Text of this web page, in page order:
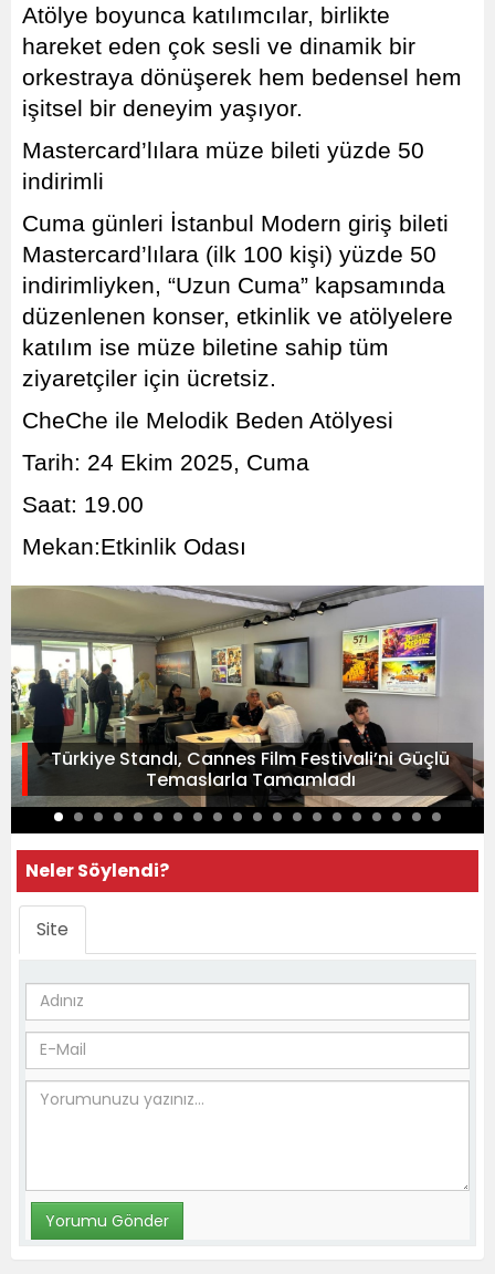
Atölye boyunca katılımcılar, birlikte
hareket eden çok sesli ve dinamik bir
orkestraya dönüşerek hem bedensel hem
işitsel bir deneyim yaşıyor.
Mastercard’lılara müze bileti yüzde 50
indirimli
Cuma günleri İstanbul Modern giriş bileti
Mastercard’lılara (ilk 100 kişi) yüzde 50
indirimliyken, “Uzun Cuma” kapsamında
düzenlenen konser, etkinlik ve atölyelere
katılım ise müze biletine sahip tüm
ziyaretçiler için ücretsiz.
CheChe ile Melodik Beden Atölyesi
Tarih: 24 Ekim 2025, Cuma
Saat: 19.00
Mekan:Etkinlik Odası
Türkiye Standı, Cannes Film Festivali’ni Güçlü
Temaslarla Tamamladı
Neler Söylendi?
Site